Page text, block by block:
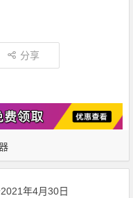
分享
年4月30日